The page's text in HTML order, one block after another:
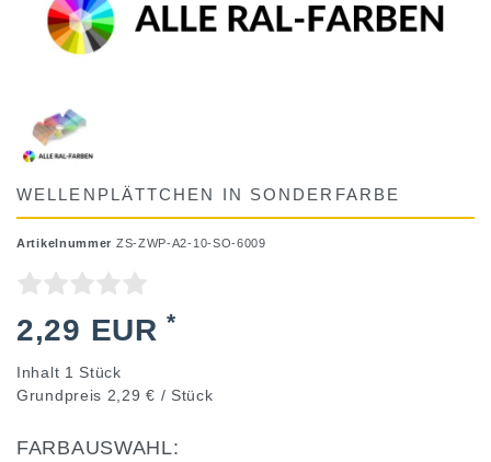
WELLENPLÄTTCHEN IN SONDERFARBE
Artikelnummer ZS-ZWP-A2-10-SO-6009
2,29 EUR*
Inhalt 1 Stück
Grundpreis 2,29 € / Stück
FARBAUSWAHL: